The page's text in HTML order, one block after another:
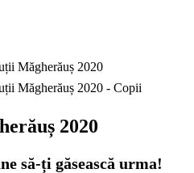
2020
să-ți găsească urma!